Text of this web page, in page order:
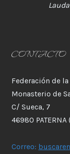
CONTACTO
Federación de
Monasterio de
C/ Sueca, 7
46980 PATERNA
Correo: